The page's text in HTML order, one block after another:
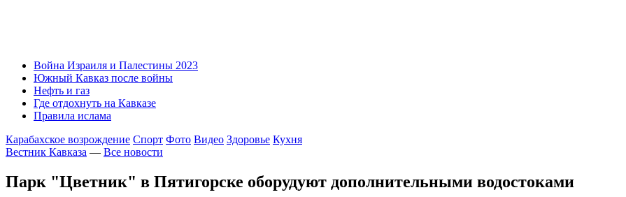
Война Израиля и Палестины 2023
Южный Кавказ после войны
Нефть и газ
Где отдохнуть на Кавказе
Правила ислама
Карабахское возрождение Спорт Фото Видео Здоровье Кухня
Вестник Кавказа — Все новости
Парк "Цветник" в Пятигорске оборудуют дополнительными водостоками